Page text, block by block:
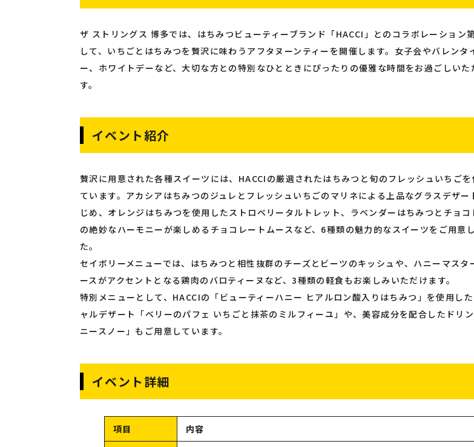
ザ ストリングス 博多では、はちみつビューティーブランド「HACCI」とのコラボレーション
して、いちごとはちみつを贅沢に味わうアフタヌーンティーを開催します。女子会やバレンタ
ー、ホワイトデーなど、大切な方との特別なひとときにぴったりの優雅な時間をお過ごしいた
す。
イベント紹介
贅沢に用意された各種スイーツには、HACCIの厳選されたはちみつと旬のフレッシュいちごを
ています。アカシアはちみつのジュレとフレッシュいちごのマリネによる上品なグラスデザー
じめ、オレンジはちみつを使用したストロベリータルトレット、ラベンダーはちみつとチョコ
の絶妙なハーモニーが楽しめるチョコレートムースなど、6種類の魅力的なスイーツをご用意
た。
セイボリーメニューでは、はちみつと相性抜群のチーズとビーツのキッシュや、ハニーマスタ
ースがアクセントとなる鶏肉のバロティーヌなど、3種類の軽食もお楽しみいただけます。
特別メニューとして、HACCIの「ビューティーハニー ヒアルロン酸入りはちみつ」を使用し
ャルデザート「ベリーのパフェ いちごと抹茶のミルフィーユ」や、美容成分を配合したドリ
ニースノー」もご用意しています。
イベント詳細
項目 内容